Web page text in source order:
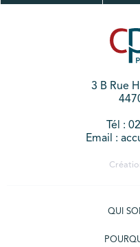
3 B Rue
Tél :
Email :
QUI